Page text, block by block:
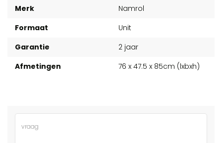
Merk
Namrol
Formaat
Unit
Garantie
2 jaar
Afmetingen
76 x 47.5 x 85cm (lxbxh)